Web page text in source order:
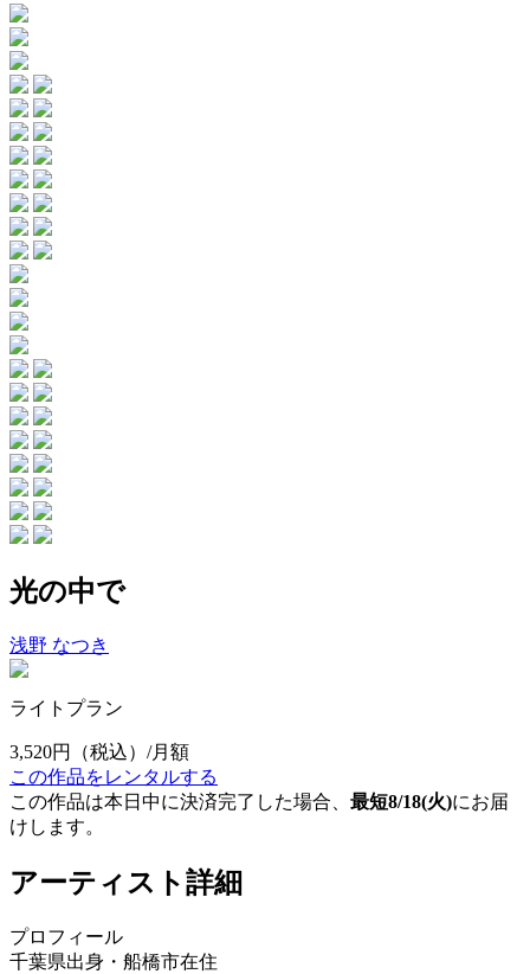
光の中で
浅野 なつき
ライトプラン
3,520円
（税込）/月額
この作品をレンタルする
この作品は本日中に決済完了した場合、 最短8/18(火)にお届
けします。
アーティスト詳細
プロフィール
千葉県出身・船橋市在住